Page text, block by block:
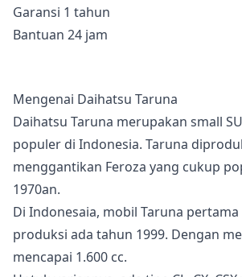
Garansi 1 tahun
Bantuan 24 jam
Mengenai Daihatsu Taruna
Daihatsu Taruna merupakan small
populer di Indonesia. Taruna
menggantikan Feroza yang cukup
1970an.
Di Indonesaia, mobil Taruna
produksi ada tahun 1999. Dengan
mencapai 1.600 cc.